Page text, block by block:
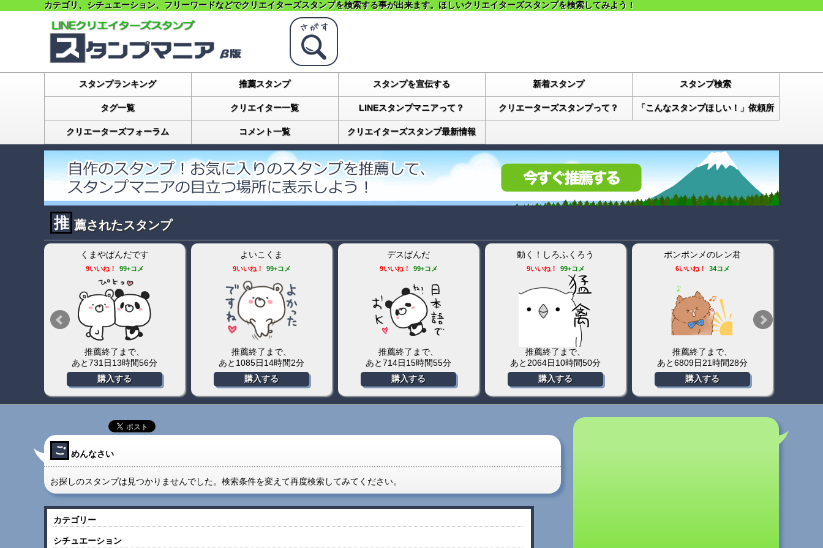
カテゴリ、シチュエーション、フリーワードなどでクリエイターズスタンプを検索する事が出来ます。ほしいクリエイターズスタンプを検索してみよう！
スタンプランキング 推薦スタンプ スタンプを宣伝する 新着スタンプ スタンプ検索
タグ一覧 クリエイター一覧 LINEスタンプマニアって？ クリエーターズスタンプって？ 「こんなスタンプほしい！」依頼所
クリエーターズフォーラム コメント一覧 クリエイターズスタンプ最新情報
推 薦されたスタンプ
くまやぱんだです
9いいね！ 99+コメ
推薦終了まで、
あと731日13時間56分
購入する
よいこくま
9いいね！ 99+コメ
推薦終了まで、
あと1085日14時間2分
購入する
デスぱんだ
9いいね！ 99+コメ
推薦終了まで、
あと714日15時間55分
購入する
動く！しろふくろう
9いいね！ 99+コメ
推薦終了まで、
あと2064日10時間50分
購入する
ポンポンメのレン君
6いいね！ 34コメ
推薦終了まで、
あと6809日21時間28分
購入する
ご めんなさい
お探しのスタンプは見つかりませんでした。検索条件を変えて再度検索してみてください。
カテゴリー
シチュエーション